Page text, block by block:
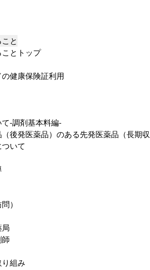
と
とトップ
健康保険証利用
-調剤基本料編-
後発医薬品）のある先発医薬品（長期収
いて
）
組み